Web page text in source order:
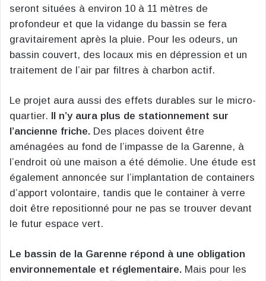
seront situées à environ 10 à 11 mètres de
profondeur et que la vidange du bassin se fera
gravitairement après la pluie. Pour les odeurs, un
bassin couvert, des locaux mis en dépression et un
traitement de l’air par filtres à charbon actif.
Le projet aura aussi des effets durables sur le micro-
quartier.
Il n’y aura plus de stationnement sur
l’ancienne friche. Des places doivent être
aménagées au fond de l’impasse de la Garenne, à
l’endroit où une maison a été démolie. Une étude est
également annoncée sur l’implantation de containers
d’apport volontaire, tandis que le container à verre
doit être repositionné pour ne pas se trouver devant
le futur espace vert.
Le bassin de la Garenne répond à une obligation
environnementale et réglementaire. Mais pour les